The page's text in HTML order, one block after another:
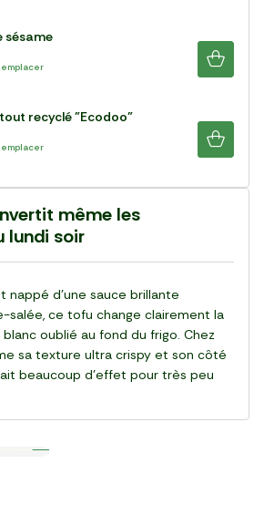
sésame
recyclé "Ecodoo"
même les
lundi soir
nappé d’une sauce brillante
salée, ce tofu change clairement la
oublié au fond du frigo. Chez
sa texture ultra crispy et son côté
beaucoup d’effet pour très peu